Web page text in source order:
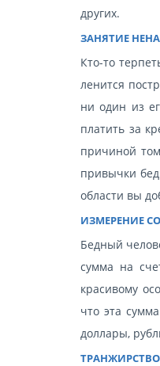
других.
ЗАНЯТИЕ
Кто-то
ленится
ни один из
платить за
причиной
привычки
области вы
ИЗМЕРЕНИЕ
Бедный
сумма на
красивому
что эта
доллары,
ТРАНЖИРСТВО